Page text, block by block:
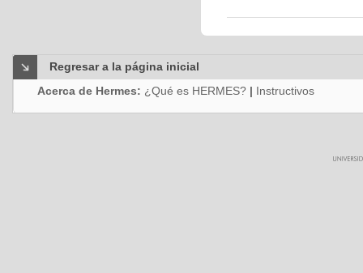
Regresar a la página inicial
Acerca de Hermes: ¿Qué es HERMES? | Instructivos